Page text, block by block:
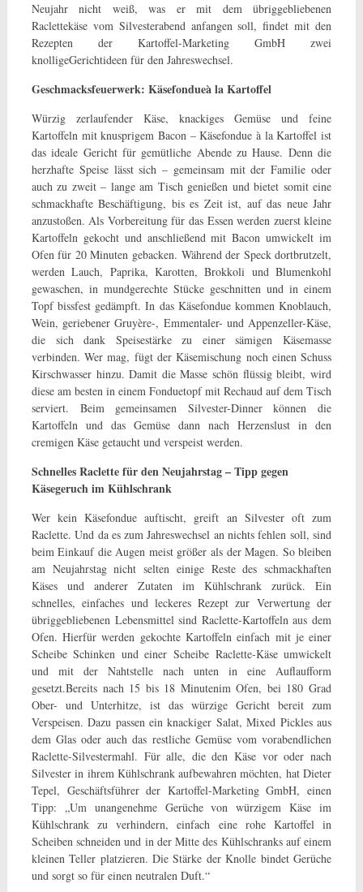
Neujahr nicht weiß, was er mit dem übriggebliebenen
Raclettekäse vom Silvesterabend anfangen soll, findet mit den
Rezepten der Kartoffel-Marketing GmbH zwei
knolligeGerichtideen für den Jahreswechsel.
Geschmacksfeuerwerk: Käsefondueà la Kartoffel
Würzig zerlaufender Käse, knackiges Gemüse und feine
Kartoffeln mit knusprigem Bacon – Käsefondue à la Kartoffel ist
das ideale Gericht für gemütliche Abende zu Hause. Denn die
herzhafte Speise lässt sich – gemeinsam mit der Familie oder
auch zu zweit – lange am Tisch genießen und bietet somit eine
schmackhafte Beschäftigung, bis es Zeit ist, auf das neue Jahr
anzustoßen. Als Vorbereitung für das Essen werden zuerst kleine
Kartoffeln gekocht und anschließend mit Bacon umwickelt im
Ofen für 20 Minuten gebacken. Während der Speck dortbrutzelt,
werden Lauch, Paprika, Karotten, Brokkoli und Blumenkohl
gewaschen, in mundgerechte Stücke geschnitten und in einem
Topf bissfest gedämpft. In das Käsefondue kommen Knoblauch,
Wein, geriebener Gruyère-, Emmentaler- und Appenzeller-Käse,
die sich dank Speisestärke zu einer sämigen Käsemasse
verbinden. Wer mag, fügt der Käsemischung noch einen Schuss
Kirschwasser hinzu. Damit die Masse schön flüssig bleibt, wird
diese am besten in einem Fonduetopf mit Rechaud auf dem Tisch
serviert. Beim gemeinsamen Silvester-Dinner können die
Kartoffeln und das Gemüse dann nach Herzenslust in den
cremigen Käse getaucht und verspeist werden.
Schnelles Raclette für den Neujahrstag – Tipp gegen
Käsegeruch im Kühlschrank
Wer kein Käsefondue auftischt, greift an Silvester oft zum
Raclette. Und da es zum Jahreswechsel an nichts fehlen soll, sind
beim Einkauf die Augen meist größer als der Magen. So bleiben
am Neujahrstag nicht selten einige Reste des schmackhaften
Käses und anderer Zutaten im Kühlschrank zurück. Ein
schnelles, einfaches und leckeres Rezept zur Verwertung der
übriggebliebenen Lebensmittel sind Raclette-Kartoffeln aus dem
Ofen. Hierfür werden gekochte Kartoffeln einfach mit je einer
Scheibe Schinken und einer Scheibe Raclette-Käse umwickelt
und mit der Nahtstelle nach unten in eine Auflaufform
gesetzt.Bereits nach 15 bis 18 Minutenim Ofen, bei 180 Grad
Ober- und Unterhitze, ist das würzige Gericht bereit zum
Verspeisen. Dazu passen ein knackiger Salat, Mixed Pickles aus
dem Glas oder auch das restliche Gemüse vom vorabendlichen
Raclette-Silvestermahl. Für alle, die den Käse vor oder nach
Silvester in ihrem Kühlschrank aufbewahren möchten, hat Dieter
Tepel, Geschäftsführer der Kartoffel-Marketing GmbH, einen
Tipp: „Um unangenehme Gerüche von würzigem Käse im
Kühlschrank zu verhindern, einfach eine rohe Kartoffel in
Scheiben schneiden und in der Mitte des Kühlschranks auf einem
kleinen Teller platzieren. Die Stärke der Knolle bindet Gerüche
und sorgt so für einen neutralen Duft.“